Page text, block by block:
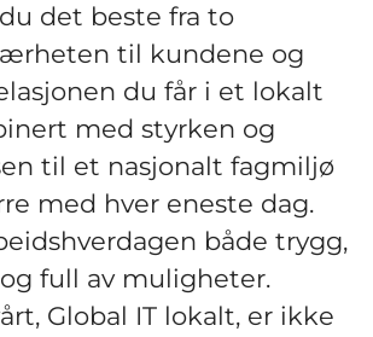
det beste fra to
til kundene og
du får i et lokalt
med styrken og
til et nasjonalt fagmiljø
med hver eneste dag.
både trygg,
full av muligheter.
Global IT lokalt, er ikke